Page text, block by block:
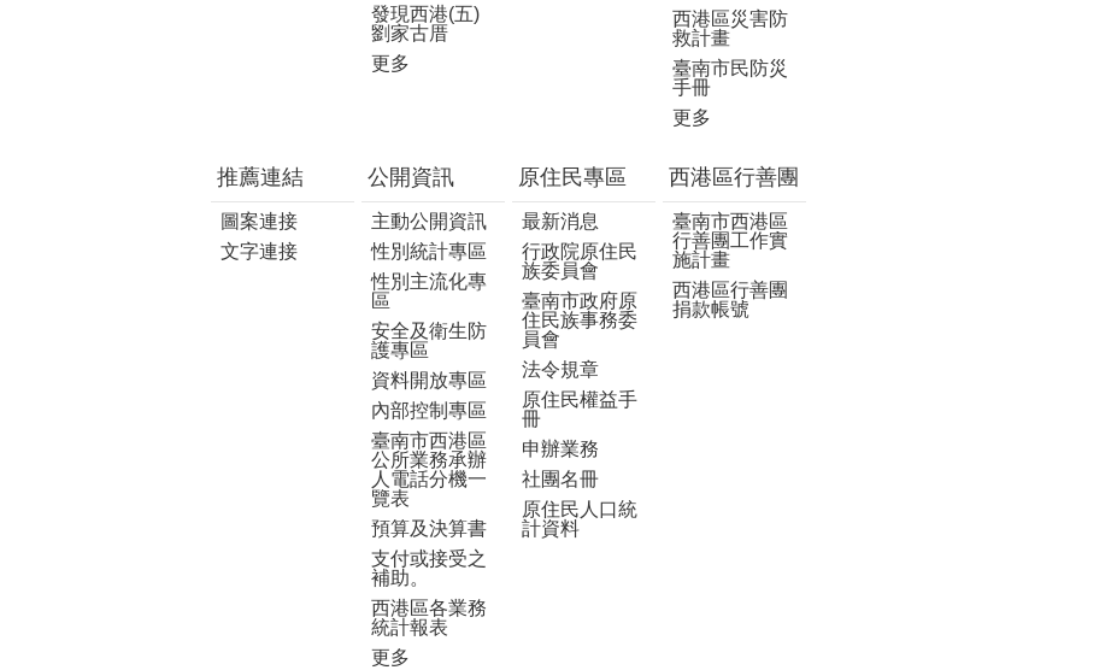
發現西港(五)
劉家古厝
更多
西港區災害防
救計畫
臺南市民防災
手冊
更多
推薦連結
圖案連接
文字連接
公開資訊
主動公開資訊
性別統計專區
性別主流化專
區
安全及衛生防
護專區
資料開放專區
內部控制專區
臺南市西港區
公所業務承辦
人電話分機一
覽表
預算及決算書
支付或接受之
補助。
西港區各業務
統計報表
更多
原住民專區
最新消息
行政院原住民
族委員會
臺南市政府原
住民族事務委
員會
法令規章
原住民權益手
冊
申辦業務
社團名冊
原住民人口統
計資料
西港區行善團
臺南市西港區
行善團工作實
施計畫
西港區行善團
捐款帳號